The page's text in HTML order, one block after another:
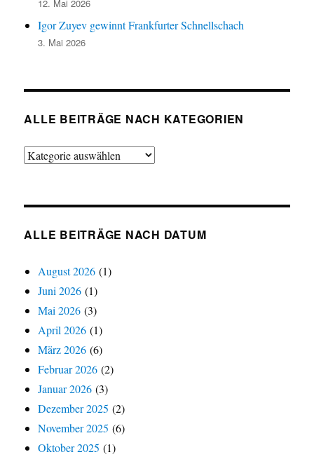
12. Mai 2026
Igor Zuyev gewinnt Frankfurter Schnellschach
3. Mai 2026
ALLE BEITRÄGE NACH KATEGORIEN
Alle
ALLE BEITRÄGE NACH DATUM
August 2026 (1)
Juni 2026 (1)
Mai 2026 (3)
April 2026 (1)
März 2026 (6)
Februar 2026 (2)
Januar 2026 (3)
Dezember 2025 (2)
November 2025 (6)
Oktober 2025 (1)